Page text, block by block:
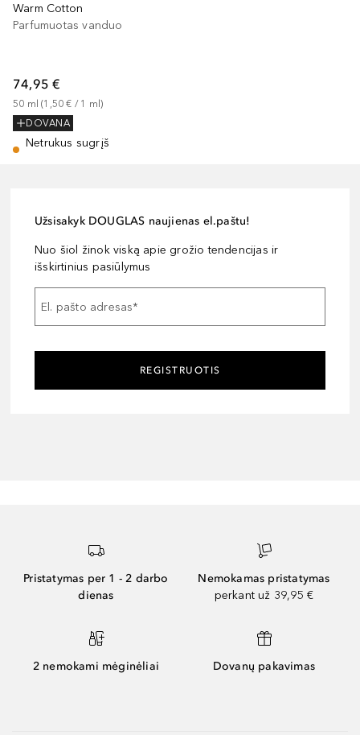
Warm Cotton
Parfumuotas vanduo
74,95 €
50 ml (1,50 € / 1 ml)
DOVANA
Netrukus sugrįš
Užsisakyk DOUGLAS naujienas el.paštu!
Nuo šiol žinok viską apie grožio tendencijas ir
išskirtinius pasiūlymus
El. pašto adresas*
REGISTRUOTIS
Pristatymas per 1 - 2 darbo
dienas
Nemokamas pristatymas
perkant už 39,95 €
2 nemokami mėginėliai Dovanų pakavimas